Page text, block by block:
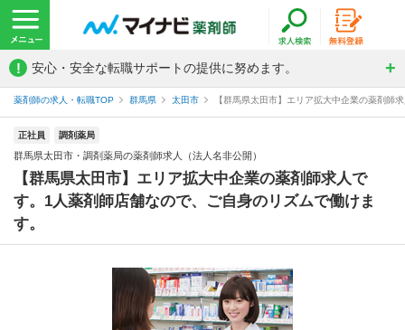
! 安心・安全な転職サポートの提供に努めます。
薬剤師の求人・転職TOP 群馬県 太田市 【群馬県太田市】エリア拡大中企業の薬剤師
正社員 調剤薬局
群馬県太田市・調剤薬局の薬剤師求人（法人名非公開）
【群馬県太田市】エリア拡大中企業の薬剤師求人で
す。1人薬剤師店舗なので、ご自身のリズムで働けま
す。